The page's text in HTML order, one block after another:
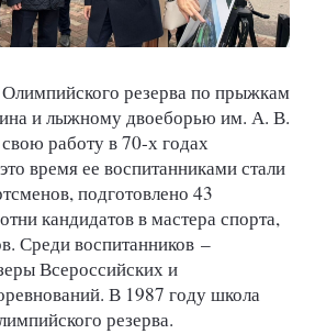
резерва по прыжкам
и лыжному двоеборью им. А. В.
работу в 70-х годах
время ее воспитанниками стали
подготовлено 43
кандидатов в мастера спорта,
Среди воспитанников –
Всероссийских и
В 1987 году школа
резерва.